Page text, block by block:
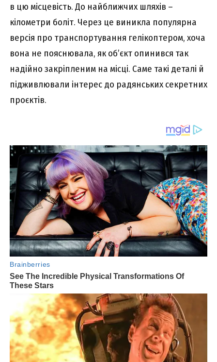
в цю місцевість. До найближчих шляхів –
кілометри боліт. Через це виникла популярна
версія про транспортування гелікоптером, хоча
вона не пояснювала, як об’єкт опинився так
надійно закріпленим на місці. Саме такі деталі й
підживлювали інтерес до радянських секретних
проєктів.